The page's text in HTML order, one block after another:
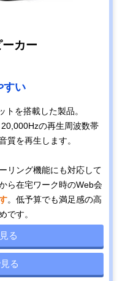
カー
すい
を搭載した製品。
の再生周波数帯
質を再生します。
リング機能にも対応して
ら在宅ワーク時のWeb会
。低予算でも満足感の高
です。
る
る